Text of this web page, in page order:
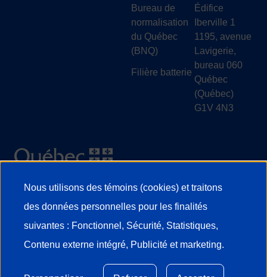
Bureau de
normalisation
du Québec
(BNQ)
Filière batterie
Édifice
Iberville 1
1195, avenue
Lavigerie,
bureau 060
Québec
(Québec)
G1V 4N3
© 2026 Investissement Québec
Utilisation
des
données
personnelles
Nous utilisons des témoins (cookies) et traitons
des données personnelles pour les finalités
suivantes : Fonctionnel, Sécurité, Statistiques,
Contenu externe intégré, Publicité et marketing.